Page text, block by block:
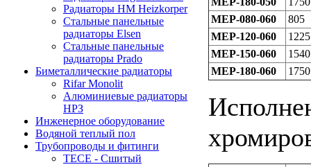
Радиаторы HM Heizkorper
Стальные панельные
радиаторы Elsen
Стальные панельные
радиаторы Prado
Биметаллические радиаторы
Rifar Monolit
Алюминиевые радиаторы
НРЗ
Инженерное оборудование
Водяной теплый пол
Трубопроводы и фитинги
ТЕСЕ - Сшитый
MEP-080-060
805
MEP-120-060
1225
MEP-150-060
1540
MEP-180-060
1750